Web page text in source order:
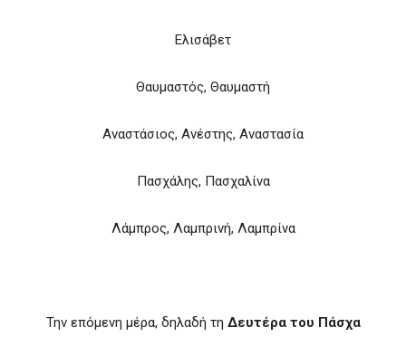
Ελισάβετ
Θαυμαστός, Θαυμαστή
Αναστάσιος, Ανέστης, Αναστασία
Πασχάλης, Πασχαλίνα
Λάμπρος, Λαμπρινή, Λαμπρίνα
Την επόμενη μέρα, δηλαδή τη Δευτέρα του Πάσχα